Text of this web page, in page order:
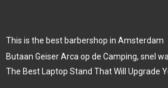
This is the best barbershop in Amsterdam
Butaan Geiser Arca op de Camping, snel
The Best Laptop Stand That Will Upgrade